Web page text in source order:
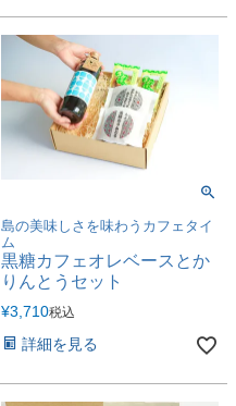
島の美味しさを味わうカフェタイ
ム
黒糖カフェオレベースとか
りんとうセット
¥3,710税込
詳細を見る